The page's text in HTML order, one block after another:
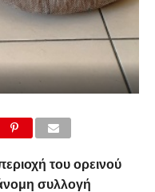
του ορεινού
συλλογή